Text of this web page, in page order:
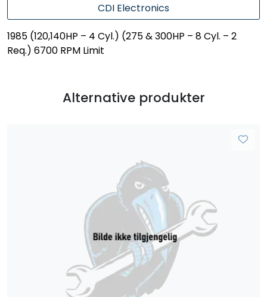
CDI Electronics
1985 (120,140HP – 4 Cyl.) (275 & 300HP – 8 Cyl. – 2
Req.) 6700 RPM Limit
Alternative produkter